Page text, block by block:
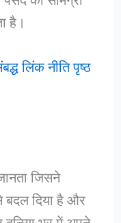
है।
लिंक नीति पृष्ठ
जिसने
बदल दिया है और